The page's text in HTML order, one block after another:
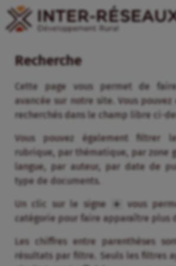
Recherche
Cette page vous permet de
avancée sur notre site. Vous
recherchés dans le champ libre ci-
Vous pouvez également filtrer
rubrique, par thématique, par zone
langue, par auteur, par date de
type de documents.
Un clic sur le signe
vous
catégorie pour faire apparaître plus
Les chiffres entre parenthèses
résultats par filtre. Seuls les filtres